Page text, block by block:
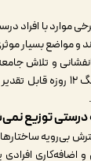
برخی موارد با
و مواضع بسیار
درستی توزیع
بی‌رویه
افرادی